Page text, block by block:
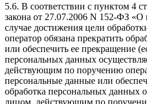
5.6. В соответствии с пунктом 4
закона от 27.07.2006 N 152-ФЗ
случае достижения цели
оператор обязана прекратить
или обеспечить ее прекращение
персональных данных
действующим по поручению
персональные данные или
обработка персональных данных
лицом, действующим по